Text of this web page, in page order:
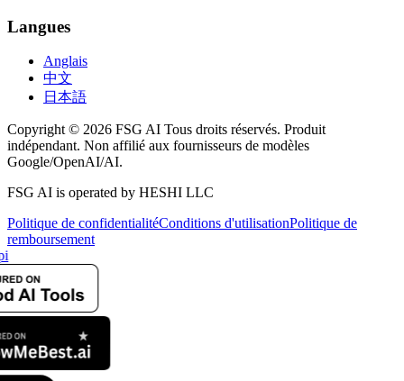
Langues
Anglais
中文
日本語
Copyright © 2026 FSG AI Tous droits réservés. Produit
indépendant. Non affilié aux fournisseurs de modèles
Google/OpenAI/AI.
FSG AI is operated by HESHI LLC
Politique de confidentialitéConditions d'utilisationPolitique de
remboursement